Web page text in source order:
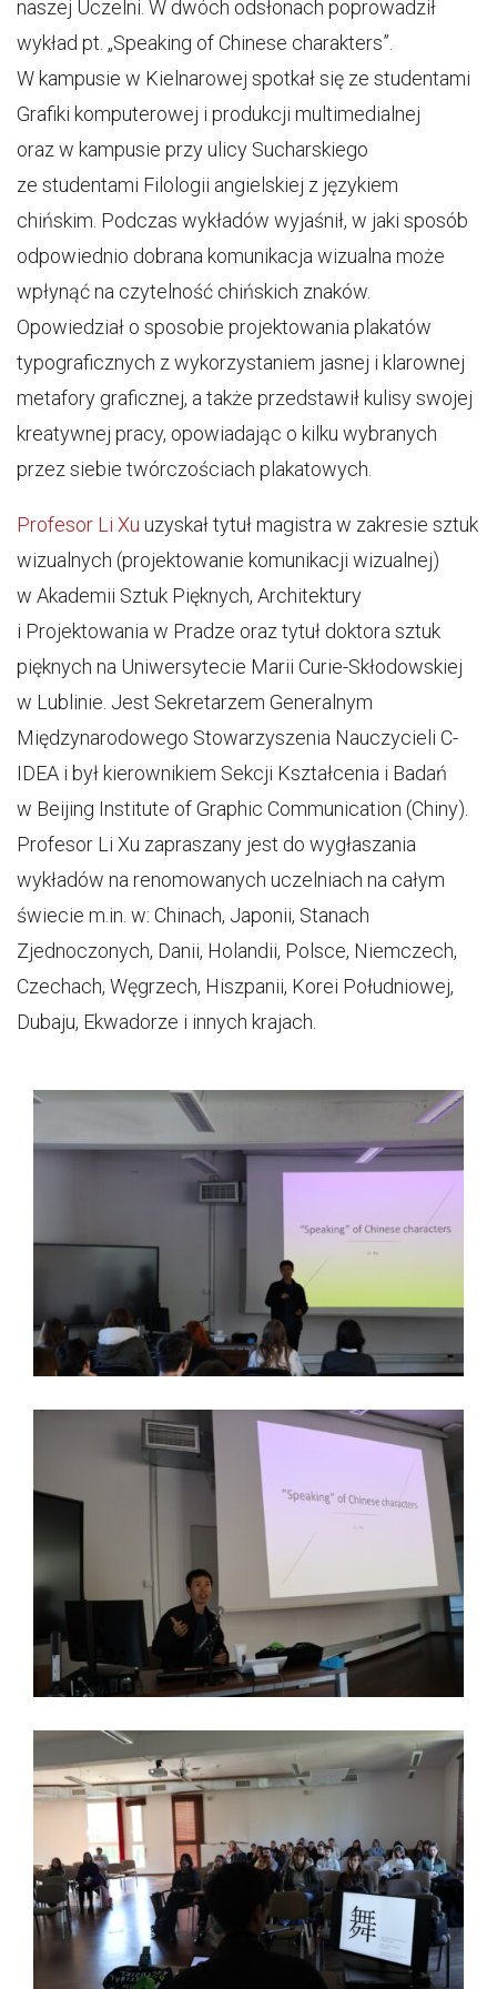
naszej Uczelni. W dwóch odsłonach poprowadził
wykład pt. „Speaking of Chinese charakters”.
W kampusie w Kielnarowej spotkał się ze studentami
Grafiki komputerowej i produkcji multimedialnej
oraz w kampusie przy ulicy Sucharskiego
ze studentami Filologii angielskiej z językiem
chińskim. Podczas wykładów wyjaśnił, w jaki sposób
odpowiednio dobrana komunikacja wizualna może
wpłynąć na czytelność chińskich znaków.
Opowiedział o sposobie projektowania plakatów
typograficznych z wykorzystaniem jasnej i klarownej
metafory graficznej, a także przedstawił kulisy swojej
kreatywnej pracy, opowiadając o kilku wybranych
przez siebie twórczościach plakatowych.
Profesor Li Xu uzyskał tytuł magistra w zakresie sztuk
wizualnych (projektowanie komunikacji wizualnej)
w Akademii Sztuk Pięknych, Architektury
i Projektowania w Pradze oraz tytuł doktora sztuk
pięknych na Uniwersytecie Marii Curie-Skłodowskiej
w Lublinie. Jest Sekretarzem Generalnym
Międzynarodowego Stowarzyszenia Nauczycieli C-
IDEA i był kierownikiem Sekcji Kształcenia i Badań
w Beijing Institute of Graphic Communication (Chiny).
Profesor Li Xu zapraszany jest do wygłaszania
wykładów na renomowanych uczelniach na całym
świecie m.in. w: Chinach, Japonii, Stanach
Zjednoczonych, Danii, Holandii, Polsce, Niemczech,
Czechach, Węgrzech, Hiszpanii, Korei Południowej,
Dubaju, Ekwadorze i innych krajach.